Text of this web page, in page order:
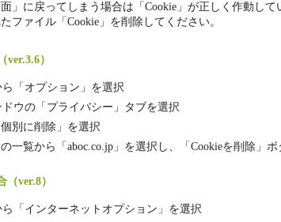
」に戻ってしまう場合は「Cookie」が正しく作動して
ファイル「Cookie」を削除してください。
ver.3.6）
「オプション」を選択
ドウの「プライバシー」タブを選択
個別に削除」を選択
の一覧から「aboc.co.jp」を選択し、「Cookieを削除」
ver.8）
「インターネットオプション」を選択